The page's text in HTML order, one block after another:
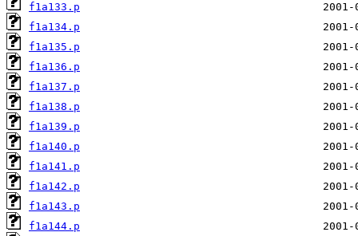
f1a133.p
f1a134.p
f1a135.p
f1a136.p
f1a137.p
f1a138.p
f1a139.p
f1a140.p
f1a141.p
f1a142.p
f1a143.p
f1a144.p